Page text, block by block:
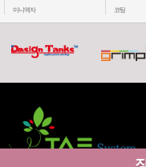
미니액자
코팅